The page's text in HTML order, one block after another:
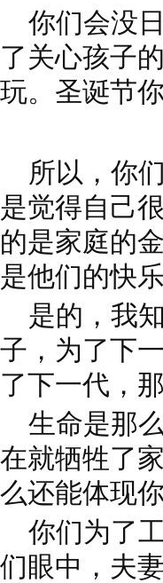
你们会没
了关心孩子
玩。圣诞节
所以，你
是觉得自己
的是家庭的
是他们的快乐
是的，我
子，为了下
了下一代，
生命是那
在就牺牲了
么还能体现
你们为了
们眼中，夫